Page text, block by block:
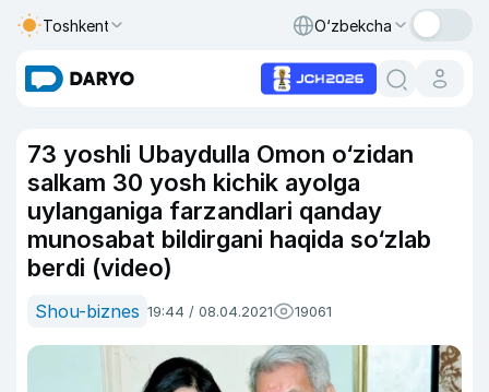
Toshkent O‘zbekcha
73 yoshli Ubaydulla Omon o‘zidan
salkam 30 yosh kichik ayolga
uylanganiga farzandlari qanday
munosabat bildirgani haqida so‘zlab
berdi (video)
Shou-biznes 19:44 / 08.04.2021 19061